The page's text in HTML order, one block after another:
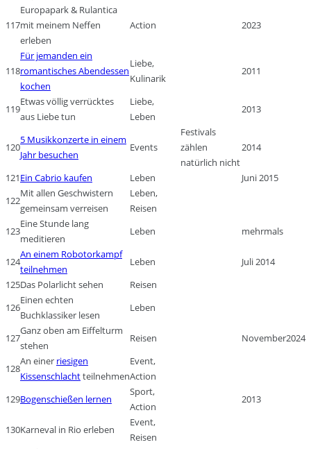
117
Europapark & Rulantica
mit meinem Neffen
erleben
Action 2023
118
Für jemanden ein
romantisches Abendessen
kochen
Liebe,
Kulinarik
2011
119
Etwas völlig verrücktes
aus Liebe tun
Liebe,
Leben
2013
120
5 Musikkonzerte in einem
Jahr besuchen
Events
Festivals
zählen
natürlich nicht
2014
121Ein Cabrio kaufen Leben
Juni 2015
122
Mit allen Geschwistern
gemeinsam verreisen
Leben,
Reisen
123
Eine Stunde lang
meditieren
Leben mehrmals
124
An einem Robotorkampf
teilnehmen
Leben
Juli 2014
125Das Polarlicht sehen
Reisen
126
Einen echten
Buchklassiker lesen
Leben
127
Ganz oben am Eiffelturm
stehen
Reisen November2024
128
An einer riesigen
Kissenschlachtteilnehmen
Event,
Action
129Bogenschießen lernen
Sport,
Action
2013
130Karneval in Rio erleben
Event,
Reisen